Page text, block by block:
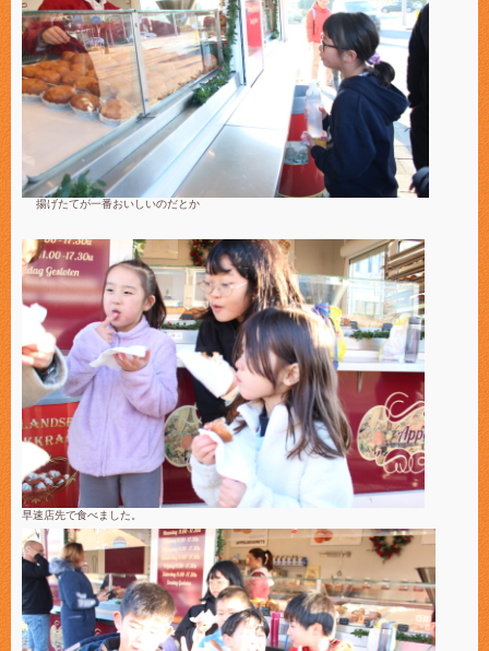
揚げたてが一番おいしいのだとか
早速店先で食べました。